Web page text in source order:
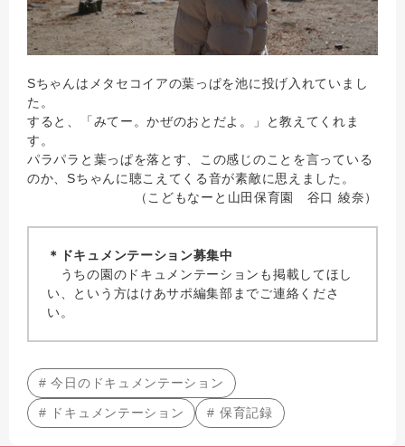
Sちゃんはメタセコイアの葉っぱを池に投げ入れていまし
た。
すると、「みてー。かぜのおとだよ。」と教えてくれま
す。
パラパラと葉っぱを落とす、この感じのことを言っている
のか、Sちゃんに聴こえてくる音が素敵に思えました。
（こどもなーと山田保育園 谷口 綾奈）
＊ドキュメンテーション募集中
うちの園のドキュメンテーションも掲載してほし
い、という方はけあサポ編集部までご連絡くださ
い。
# 今日のドキュメンテーション
# ドキュメンテーション # 保育記録